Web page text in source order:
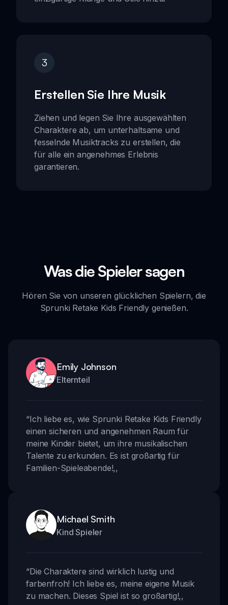
3
Erstellen Sie Ihre Musik
Ziehen und legen Sie Ihre ausgewählten
Charaktere ab, um unterhaltsame und
fesselnde Musiktracks zu erstellen, die
für alle ein angenehmes Erlebnis
garantieren.
Was die Spieler sagen
Hören Sie von unseren glücklichen Spielern, die
Sprunki Retake Kids Friendly genießen.
Emily Johnson
Elternteil
“Ich liebe es, wie Sprunki Retake Kids Friendly
einen sicheren und angenehmen Raum für
meine Kinder bietet, um ihre musikalischen
Talente zu erkunden. Es ist großartig für
Familien-Spieleabende!,,
Michael Smith
Kind Spieler
“Die Charaktere sind wirklich lustig und
farbenfroh! Ich liebe es, meine eigene Musik
zu machen. Dieses Spiel ist so großartig!,,